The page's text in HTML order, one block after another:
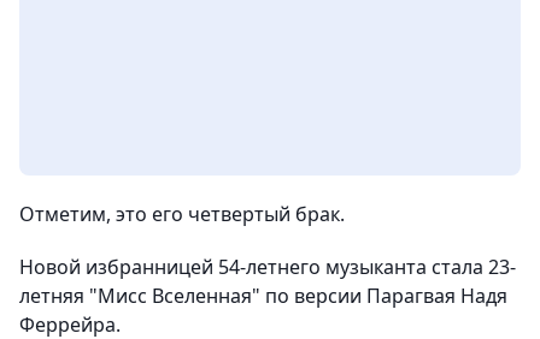
Отметим, это его четвертый брак.
Новой избранницей 54-летнего музыканта стала 23-
летняя "Мисс Вселенная" по версии Парагвая Надя
Феррейра.